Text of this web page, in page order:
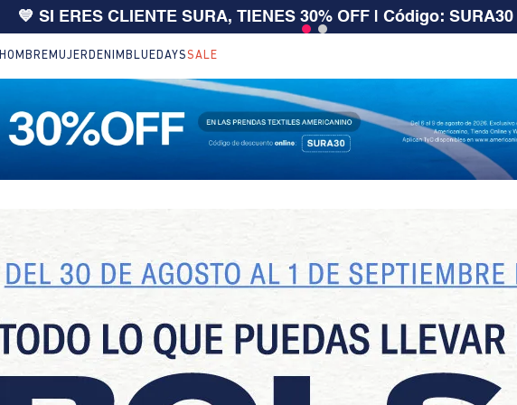
💙 SI ERES CLIENTE SURA, TIENES 30% OFF | Código: SURA30
HOMBRE MUJER DENIM BLUEDAYSSALE